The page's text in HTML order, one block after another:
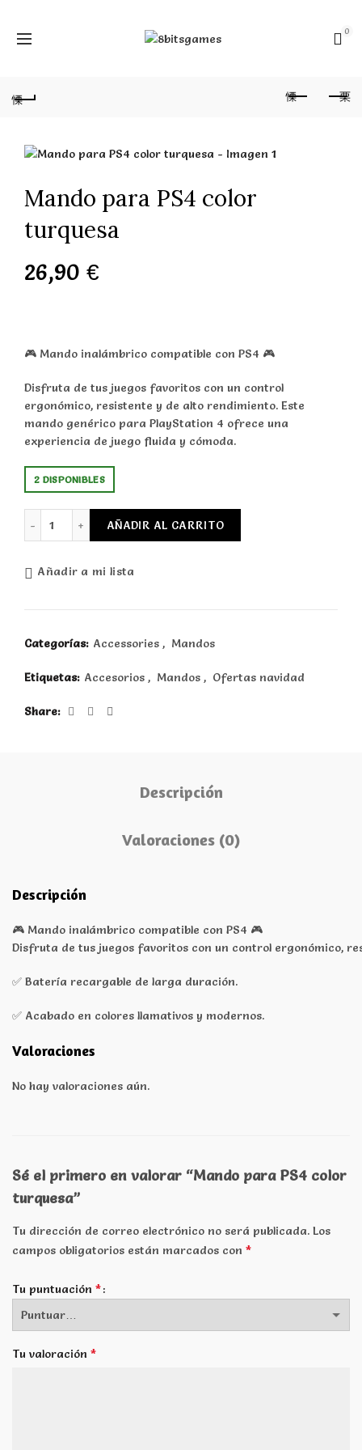
0
Mando para PS4 color
turquesa
26,90 €
🎮 Mando inalámbrico compatible con PS4 🎮
Disfruta de tus juegos favoritos con un control
ergonómico, resistente y de alto rendimiento. Este
mando genérico para PlayStation 4 ofrece una
experiencia de juego fluida y cómoda.
2 DISPONIBLES
Mando para PS4 color turquesa cantidad
AÑADIR AL CARRITO
Añadir a mi lista
Categorías: Accessories , Mandos
Etiquetas: Accesorios , Mandos , Ofertas navidad
Share
Descripción
Valoraciones (0)
Descripción
🎮 Mando inalámbrico compatible con PS4 🎮
Disfruta de tus juegos favoritos con un control ergonómico,
✅ Batería recargable de larga duración.
✅ Acabado en colores llamativos y modernos.
Valoraciones
No hay valoraciones aún.
Sé el primero en valorar “Mando para PS4 color
turquesa”
Tu dirección de correo electrónico no será publicada. Los
campos obligatorios están marcados con *
Tu puntuación *
Tu valoración *